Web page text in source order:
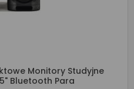
Monitory Studyjne
Bluetooth Para